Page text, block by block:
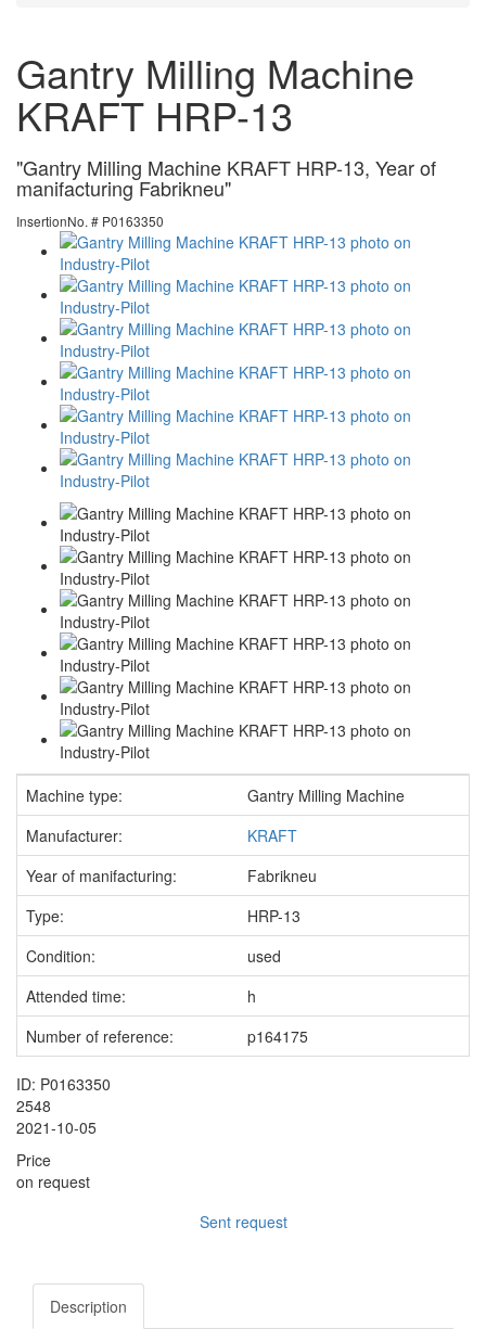
Gantry Milling Machine
KRAFT HRP-13
"Gantry Milling Machine KRAFT HRP-13, Year of
manifacturing Fabrikneu"
InsertionNo. # P0163350
Machine type:
Gantry Milling Machine
Manufacturer:
KRAFT
Year of manifacturing:
Fabrikneu
Type:
HRP-13
Condition:
used
Attended time:
h
Number of reference:
p164175
ID: P0163350
2548
2021-10-05
Price
on request
Sent request
Description